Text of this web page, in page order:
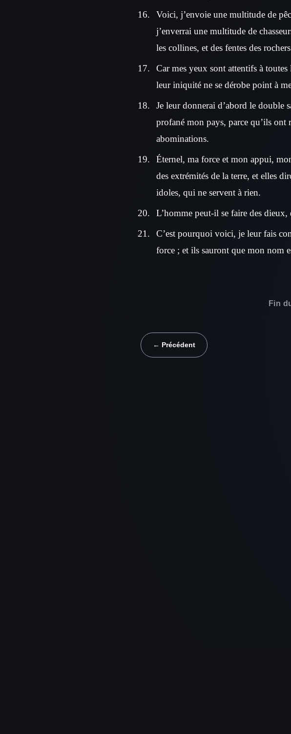
Voici, j’envoie une multitude de
j’enverrai une multitude de
les collines, et des fentes des
Car mes yeux sont attentifs à
leur iniquité ne se dérobe point à
Je leur donnerai d’abord le double
profané mon pays, parce qu’ils ont
abominations.
Éternel, ma force et mon appui,
des extrémités de la terre, et elles
idoles, qui ne servent à rien.
L’homme peut-il se faire des
C’est pourquoi voici, je leur fais
force ; et ils sauront que mon nom
Fin
← Précédent